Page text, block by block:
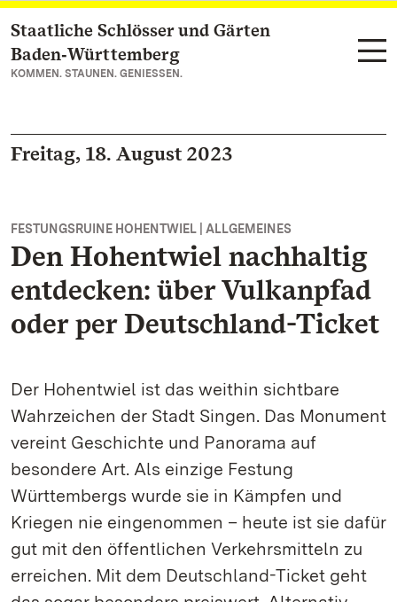
Zum Hauptinhalt springen
Staatliche Schlösser und Gärten
Baden‑Württemberg
KOMMEN. STAUNEN. GENIESSEN.
Freitag, 18. August 2023
FESTUNGSRUINE HOHENTWIEL | ALLGEMEINES
Den Hohentwiel nachhaltig
entdecken: über Vulkanpfad
oder per Deutschland-Ticket
Der Hohentwiel ist das weithin sichtbare
Wahrzeichen der Stadt Singen. Das Monument
vereint Geschichte und Panorama auf
besondere Art. Als einzige Festung
Württembergs wurde sie in Kämpfen und
Kriegen nie eingenommen – heute ist sie dafür
gut mit den öffentlichen Verkehrsmitteln zu
erreichen. Mit dem Deutschland-Ticket geht